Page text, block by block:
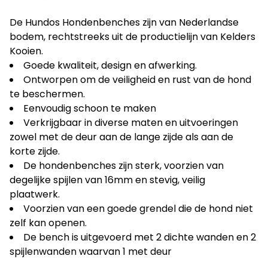
De Hundos Hondenbenches zijn van Nederlandse
bodem, rechtstreeks uit de productielijn van Kelders
Kooien.
Goede kwaliteit, design en afwerking.
Ontworpen om de veiligheid en rust van de hond
te beschermen.
Eenvoudig schoon te maken
Verkrijgbaar in diverse maten en uitvoeringen
zowel met de deur aan de lange zijde als aan de
korte zijde.
De hondenbenches zijn sterk, voorzien van
degelijke spijlen van 16mm en stevig, veilig
plaatwerk.
Voorzien van een goede grendel die de hond niet
zelf kan openen.
De bench is uitgevoerd met 2 dichte wanden en 2
spijlenwanden waarvan 1 met deur